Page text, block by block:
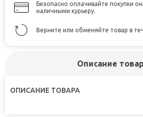
Безопасно оплачивайте покупки
наличными курьеру.
Верните или обменяйте товар в
Описание
ОПИСАНИЕ ТОВАРА